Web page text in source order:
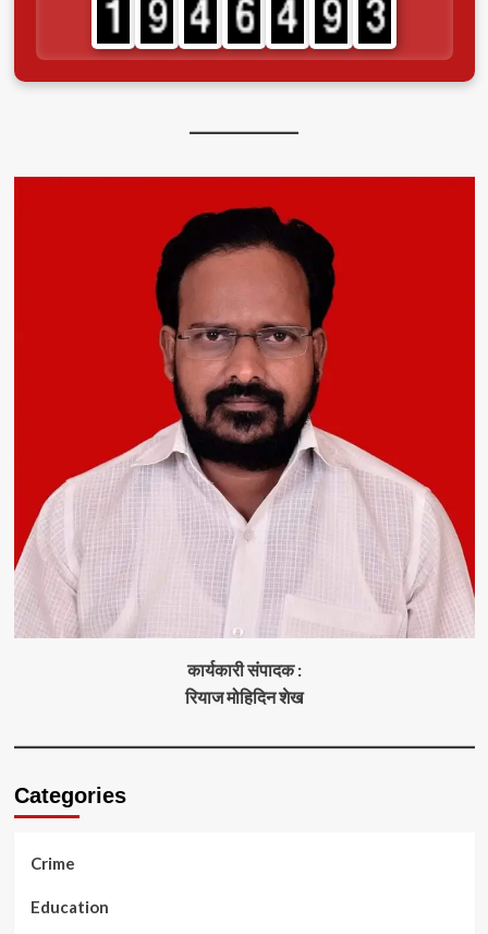
कार्यकारी संपादक :
रियाज मोहिदिन शेख
Categories
Crime
Education